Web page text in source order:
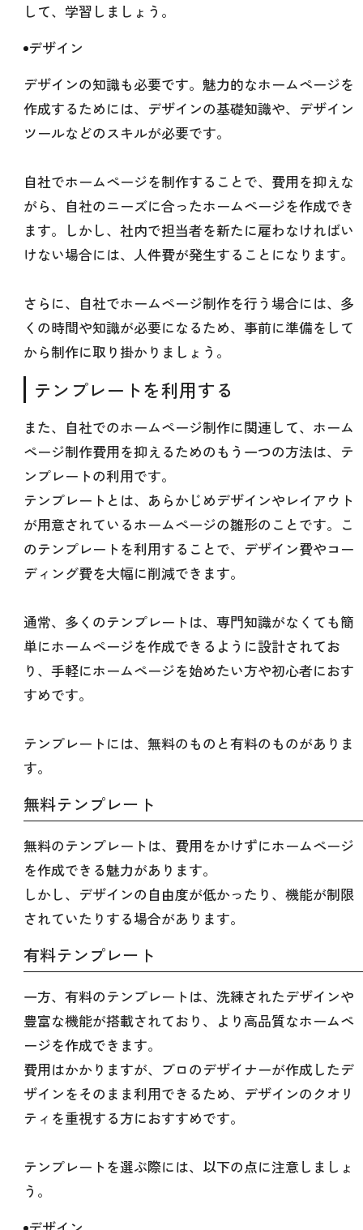
して、学習しましょう。
デザイン
デザインの知識も必要です。魅力的なホームページを
作成するためには、デザインの基礎知識や、デザイン
ツールなどのスキルが必要です。
自社でホームページを制作することで、費用を抑えな
がら、自社のニーズに合ったホームページを作成でき
ます。しかし、社内で担当者を新たに雇わなければい
けない場合には、人件費が発生することになります。
さらに、自社でホームページ制作を行う場合には、多
くの時間や知識が必要になるため、事前に準備をして
から制作に取り掛かりましょう。
テンプレートを利用する
また、自社でのホームページ制作に関連して、ホーム
ページ制作費用を抑えるためのもう一つの方法は、テ
ンプレートの利用です。
テンプレートとは、あらかじめデザインやレイアウト
が用意されているホームページの雛形のことです。こ
のテンプレートを利用することで、デザイン費やコー
ディング費を大幅に削減できます。
通常、多くのテンプレートは、専門知識がなくても簡
単にホームページを作成できるように設計されてお
り、手軽にホームページを始めたい方や初心者におす
すめです。
テンプレートには、無料のものと有料のものがありま
す。
無料テンプレート
無料のテンプレートは、費用をかけずにホームページ
を作成できる魅力があります。
しかし、デザインの自由度が低かったり、機能が制限
されていたりする場合があります。
有料テンプレート
一方、有料のテンプレートは、洗練されたデザインや
豊富な機能が搭載されており、より高品質なホームペ
ージを作成できます。
費用はかかりますが、プロのデザイナーが作成したデ
ザインをそのまま利用できるため、デザインのクオリ
ティを重視する方におすすめです。
テンプレートを選ぶ際には、以下の点に注意しましょ
う。